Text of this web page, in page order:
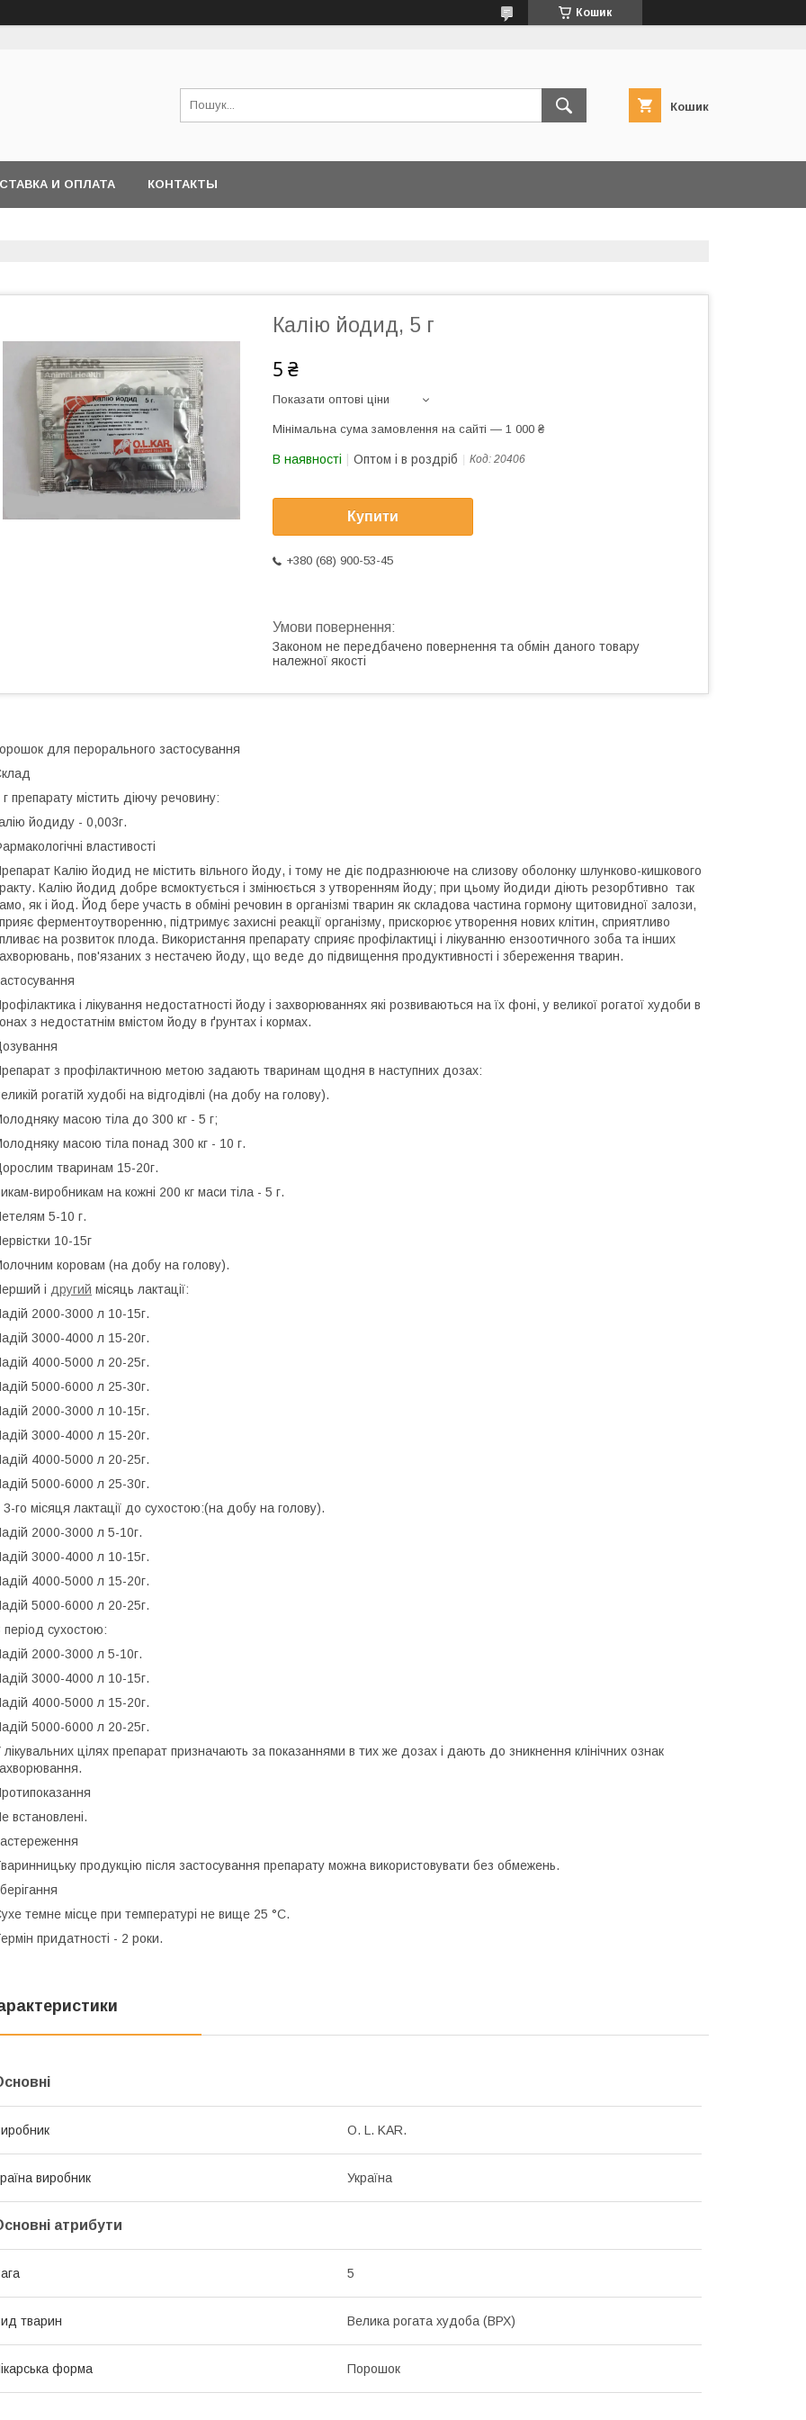
Кошик
Кошик
И ОПЛАТА КОНТАКТЫ
Калію йодид, 5 г
5 ₴
Показати оптові ціни
Мінімальна сума замовлення на сайті — 1 000 ₴
В наявності Оптом і в роздріб Код: 20406
Купити
+380 (68) 900-53-45
Законом не передбачено повернення та обмін даного товару
належної якості
для перорального застосування
г препарату містить діючу речовину:
йодиду - 0,003г.
властивості
Калію йодид не містить вільного йоду, і тому не діє подразнююче на слизову оболонку шлунково-кишкового
Калію йодид добре всмоктується і змінюється з утворенням йоду; при цьому йодиди діють резорбтивно так
як і йод. Йод бере участь в обміні речовин в організмі тварин як складова частина гормону щитовидної залози,
ферментоутворенню, підтримує захисні реакції організму, прискорює утворення нових клітин, сприятливо
на розвиток плода. Використання препарату сприяє профілактиці і лікуванню ензоотичного зоба та інших
пов'язаних з нестачею йоду, що веде до підвищення продуктивності і збереження тварин.
і лікування недостатності йоду і захворюваннях які розвиваються на їх фоні, у великої рогатої худоби в
з недостатнім вмістом йоду в ґрунтах і кормах.
з профілактичною метою задають тваринам щодня в наступних дозах:
рогатій худобі на відгодівлі (на добу на голову).
масою тіла до 300 кг - 5 г;
масою тіла понад 300 кг - 10 г.
тваринам 15-20г.
виробникам на кожні 200 кг маси тіла - 5 г.
5-10 г.
10-15г
коровам (на добу на голову).
і другий місяць лактації:
2000-3000 л 10-15г.
3000-4000 л 15-20г.
4000-5000 л 20-25г.
5000-6000 л 25-30г.
2000-3000 л 10-15г.
3000-4000 л 15-20г.
4000-5000 л 20-25г.
5000-6000 л 25-30г.
3-го місяця лактації до сухостою:(на добу на голову).
2000-3000 л 5-10г.
3000-4000 л 10-15г.
4000-5000 л 15-20г.
5000-6000 л 20-25г.
період сухостою:
2000-3000 л 5-10г.
3000-4000 л 10-15г.
4000-5000 л 15-20г.
5000-6000 л 20-25г.
лікувальних цілях препарат призначають за показаннями в тих же дозах і дають до зникнення клінічних ознак
встановлені.
продукцію після застосування препарату можна використовувати без обмежень.
темне місце при температурі не вище 25 °С.
придатності - 2 роки.
O. L. KAR.
виробник Україна
атрибути
5
тварин Велика рогата худоба (ВРХ)
форма Порошок